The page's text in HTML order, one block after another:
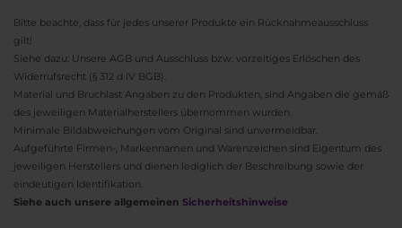
Bitte beachte, dass für jedes unserer Produkte ein Rücknahmeausschluss
gilt!
Siehe dazu: Unsere AGB und Ausschluss bzw. vorzeitiges Erlöschen des
Widerrufsrecht (§ 312 d IV BGB).
Material und Bruchlast Angaben zu den Produkten, sind Angaben die gemäß
des jeweiligen Materialherstellers übernommen wurden.
Minimale Bildabweichungen vom Original sind unvermeidbar.
Aufgeführte Firmen-, Markennamen und Warenzeichen sind Eigentum des
jeweiligen Herstellers und dienen lediglich der Beschreibung sowie der
eindeutigen Identifikation.
Siehe auch unsere allgemeinen Sicherheitshinweise